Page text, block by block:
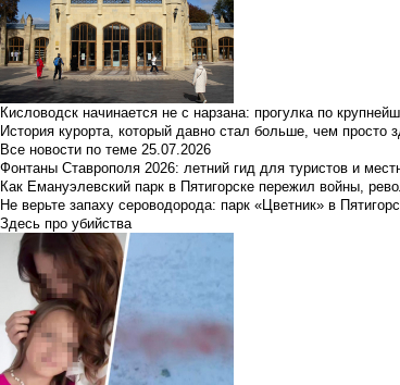
Кисловодск начинается не с нарзана: прогулка по
История курорта, который давно стал больше, чем просто
Все новости по теме 25.07.2026
Фонтаны Ставрополя 2026: летний гид для туристов и
Как Емануэлевский парк в Пятигорске пережил войны,
Не верьте запаху сероводорода: парк «Цветник» в
Здесь про убийства